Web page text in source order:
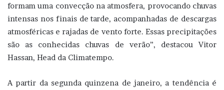
formam uma convecção na atmosfera, provocando chuvas
intensas nos finais de tarde, acompanhadas de descargas
atmosféricas e rajadas de vento forte. Essas precipitações
são as conhecidas chuvas de verão”, destacou Vitor
Hassan, Head da Climatempo.
A partir da segunda quinzena de janeiro, a tendência é